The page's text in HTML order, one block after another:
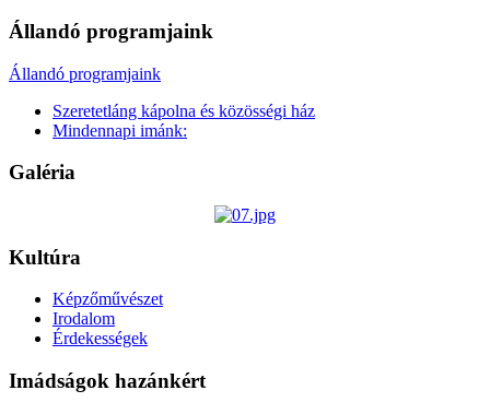
Állandó programjaink
Állandó programjaink
Szeretetláng kápolna és közösségi ház
Mindennapi imánk:
Galéria
Kultúra
Képzőművészet
Irodalom
Érdekességek
Imádságok hazánkért